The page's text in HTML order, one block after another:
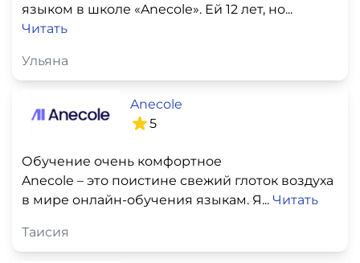
языком в школе «Anecole». Ей 12 лет, но...
Читать
Ульяна
Anecole
5
Обучение очень комфортное
Anecole – это поистине свежий глоток воздуха
в мире онлайн-обучения языкам. Я... Читать
Таисия